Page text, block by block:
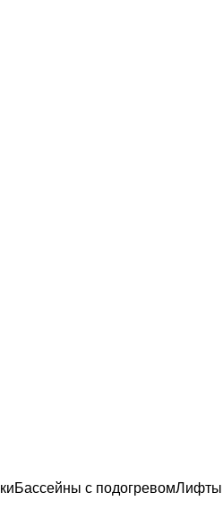
Бассейны с подогревомЛифты